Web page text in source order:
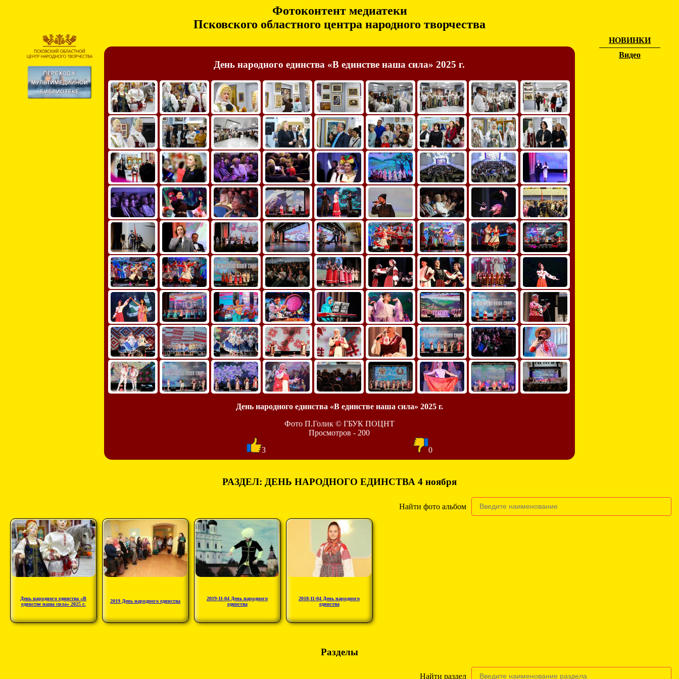
НОВИНКИ
Видео
Фотоконтент медиатеки
Псковского областного центра народного творчества
День народного единства «В единстве наша сила» 2025 г.
День народного единства «В единстве наша сила» 2025 г.
Фото П.Голик © ГБУК ПОЦНТ
Просмотров - 200
3
0
РАЗДЕЛ: ДЕНЬ НАРОДНОГО ЕДИНСТВА 4 ноября
Найти фото альбом
День народного единства «В
единстве наша сила» 2025 г.
2019 День народного единства
2019-11-04 День народного
единства
2018-11-04 День народного
единства
Разделы
Найти раздел